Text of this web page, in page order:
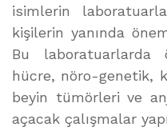
isimlerin
kişilerin yanında
Bu laboratuarlarda
hücre, nöro-genetik,
beyin tümörleri ve
açacak çalışmalar